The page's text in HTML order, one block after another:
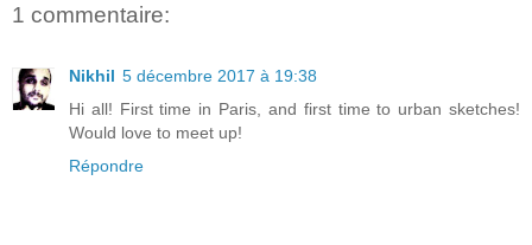
1 commentaire:
Nikhil 5 décembre 2017 à 19:38
Hi all! First time in Paris, and first time to urban sketches!
Would love to meet up!
Répondre